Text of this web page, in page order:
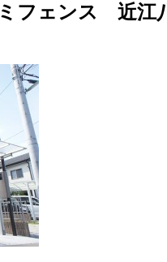
フェンス 近江